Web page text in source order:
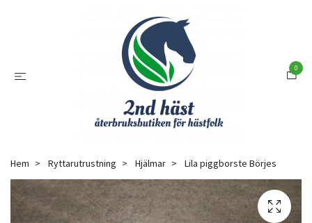
0
Hem Ryttarutrustning Hjälmar Lila piggborste Börjes